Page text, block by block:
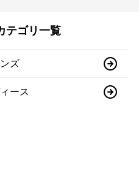
テゴリ一覧
ズ
ース